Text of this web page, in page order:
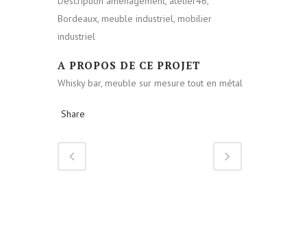
Bordeaux, meuble industriel, mobilier
industriel
A PROPOS DE CE PROJET
Whisky bar, meuble sur mesure tout en métal
Share